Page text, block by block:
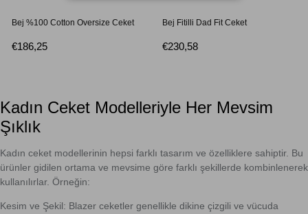
Bej %100 Cotton Oversize Ceket
€186,25
Bej Fitilli Dad Fit Ceket
€230,58
Kadın Ceket Modelleriyle Her Mevsim
Şıklık
Kadın ceket modellerinin hepsi farklı tasarım ve özelliklere sahiptir. Bu
ürünler gidilen ortama ve mevsime göre farklı şekillerde kombinlenerek
kullanılırlar. Örneğin:
Kesim ve Şekil: Blazer ceketler genellikle dikine çizgili ve vücuda